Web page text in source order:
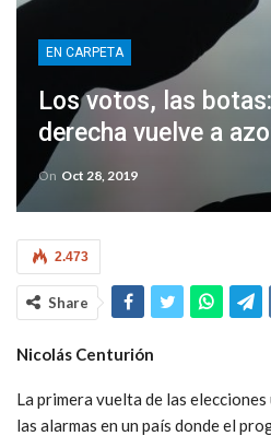
EN CARPETA
Los votos, las
derecha vuelve a
On Oct 28, 2019
2.473
Share
Nicolás Centurión
La primera vuelta de las
las alarmas en un país donde el